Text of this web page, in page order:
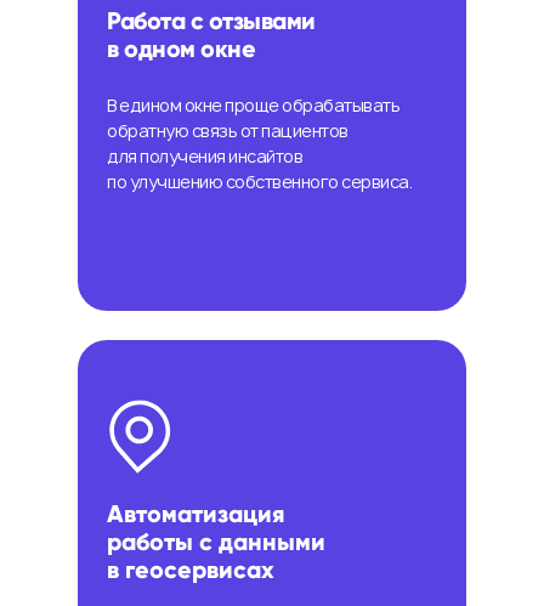
Работа с отзывами
в одном окне
В едином окне проще обрабатывать
обратную связь от пациентов
для получения инсайтов
по улучшению собственного сервиса.
Автоматизация
работы с данными
в геосервисах